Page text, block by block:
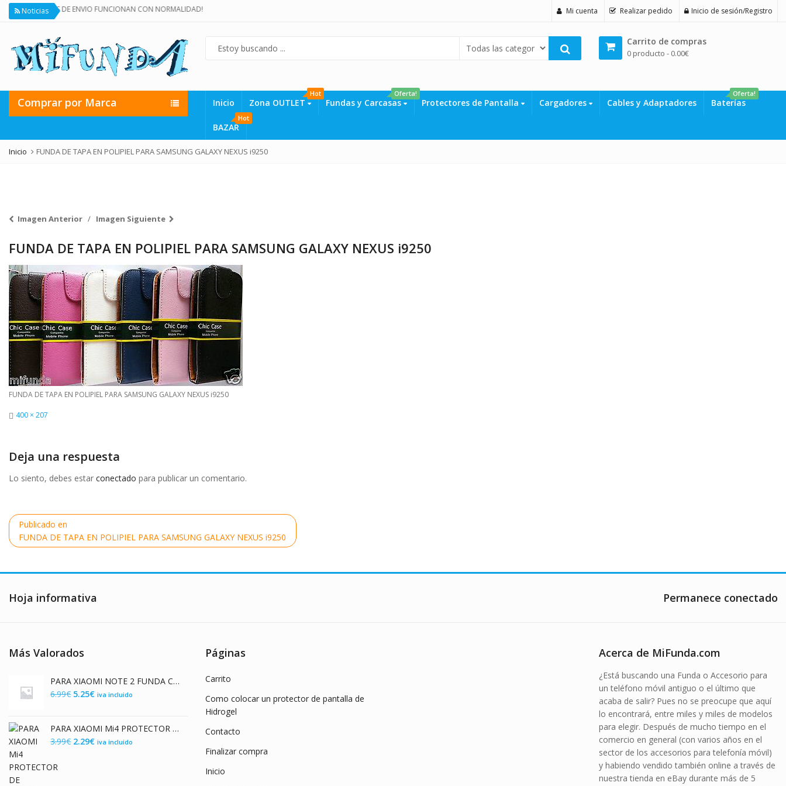
Noticias
SERVICIOS DE ENVIO FUNCIONAN CON NORMALIDAD! Mi cuenta Realizar pedido Inicio de sesión/Registro
Carrito de compras
0 producto - 0.00€
Comprar por Marca Inicio Zona OUTLET
Hot
Fundas y Carcasas
Oferta!
Protectores de Pantalla Cargadores Cables y Adaptadores Baterías
Oferta!
BAZAR
Hot
Inicio FUNDA DE TAPA EN POLIPIEL PARA SAMSUNG GALAXY NEXUS i9250
Imagen Anterior Imagen Siguiente
FUNDA DE TAPA EN POLIPIEL PARA SAMSUNG GALAXY NEXUS i9250
FUNDA DE TAPA EN POLIPIEL PARA SAMSUNG GALAXY NEXUS i9250
Tamaño
400 × 207
Deja una respuesta
Lo siento, debes estar conectado para publicar un comentario.
Navegación
de
entradas
Publicado en
FUNDA DE TAPA EN POLIPIEL PARA SAMSUNG GALAXY NEXUS i9250
Hoja informativa Permanece conectado
Más Valorados
PARA XIAOMI NOTE 2 FUNDA CARCASA DE GEL TPU FLEXIBLE PREMIUM DISEÑO CHOCOLATE
6.99€ El
era:
6.99€.
5.25€El
es:
5.25€.
iva incluido
PARA XIAOMI Mi4 PROTECTOR DE CRISTAL TEMPLADO PREMIUM 9H 2.5D
3.99€ El
2.29€Eliva incluido
Páginas
Carrito
Como colocar un protector de pantalla de
Hidrogel
Contacto
Finalizar compra
Inicio
Acerca de MiFunda.com
¿Está buscando una Funda o Accesorio para
un teléfono móvil antiguo o el último que
acaba de salir? Pues no se preocupe que aquí
lo encontrará, entre miles y miles de modelos
para elegir. Después de mucho tiempo en el
comercio en general (con varios años en el
sector de los accesorios para telefonía móvil)
y habiendo vendido también online a través de
nuestra tienda en eBay durante más de 5